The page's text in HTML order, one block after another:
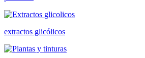
extractos glicólicos